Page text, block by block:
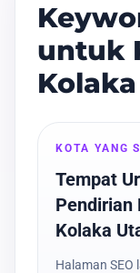
untuk
KOTA YANG
Tempat
Pendirian
Kolaka
Halaman